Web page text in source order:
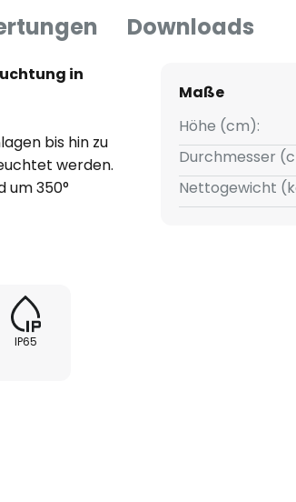
Downloads
in
bis hin zu
werden.
um 350°
IP65
Maße
Höhe (cm):
Durchmesser
Nettogewicht